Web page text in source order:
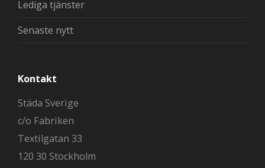
Lediga tjänster
Senaste nytt
Kontakt
Städa Sverige
c/o Fabriken
Textilgatan 33
120 30 Stockholm